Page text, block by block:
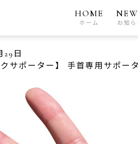
HOME
ホーム お知ら
29日
サポーター】 手首専用サポー